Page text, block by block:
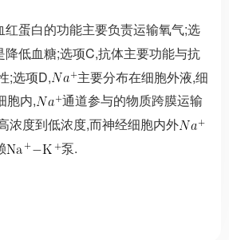
蛋白的功能主要负责运输氧气;选
低血糖;选项C,抗体主要功能与抗
;选项D,
主要分布在细胞外液,细
胞内,
通道参与的物质跨膜运输
浓度到低浓度,而神经细胞内外
泵.